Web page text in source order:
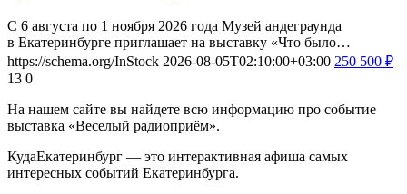
С 6 августа по 1 ноября 2026 года Музей андеграунда
в Екатеринбурге приглашает на выставку «Что было…
https://schema.org/InStock 2026-08-05T02:10:00+03:00 250 500 ₽
13 0
На нашем сайте вы найдете всю информацию про событие
выставка «Веселый радиоприём».
КудаЕкатеринбург — это интерактивная афиша самых
интересных событий Екатеринбурга.